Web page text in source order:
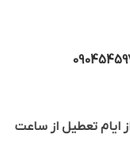
ایام تعطیل از ساعت